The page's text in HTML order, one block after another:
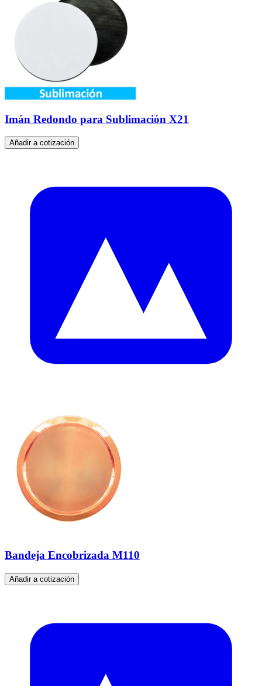
Imán Redondo para Sublimación X21
Añadir a cotización
Bandeja Encobrizada M110
Añadir a cotización